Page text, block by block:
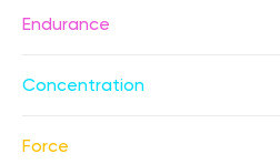
Endurance
Concentration
Force